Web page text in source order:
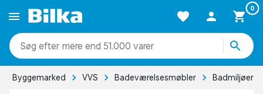
0
mere end 51.000 varer
Byggemarked VVS Badeværelsesmøbler Badmiljøer